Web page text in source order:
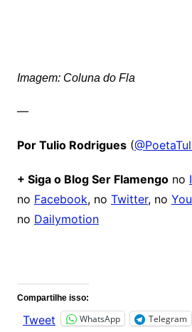
Imagem: Coluna do Fla
—
Por Tulio Rodrigues(
+ Siga o Blog Ser Flamengono
no Facebook, no Twitter, no
no Dailymotion
Compartilhe isso:
Tweet WhatsApp Telegram